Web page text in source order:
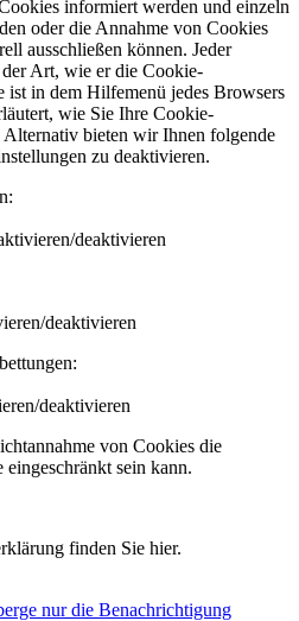
informiert werden und einzeln
oder die Annahme von Cookies
ausschließen können. Jeder
Art, wie er die Cookie-
ist in dem Hilfemenü jedes Browsers
wie Sie Ihre Cookie-
bieten wir Ihnen folgende
zu deaktivieren.
deaktivieren
deaktivieren
deaktivieren
von Cookies die
sein kann.
finden Sie hier.
nur die Benachrichtigung